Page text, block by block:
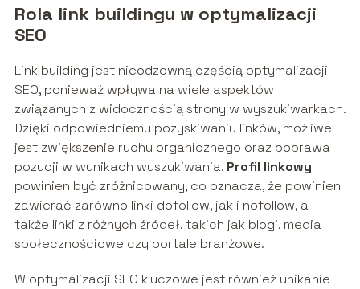
Rola link buildingu w optymalizacji
SEO
Link building jest nieodzowną częścią optymalizacji
SEO, ponieważ wpływa na wiele aspektów
związanych z widocznością strony w wyszukiwarkach.
Dzięki odpowiedniemu pozyskiwaniu linków, możliwe
jest zwiększenie ruchu organicznego oraz poprawa
pozycji w wynikach wyszukiwania. Profil linkowy
powinien być zróżnicowany, co oznacza, że powinien
zawierać zarówno linki dofollow, jak i nofollow, a
także linki z różnych źródeł, takich jak blogi, media
społecznościowe czy portale branżowe.
W optymalizacji SEO kluczowe jest również unikanie